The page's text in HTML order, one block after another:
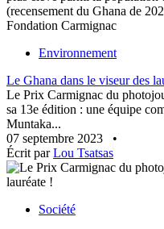
(recensement du Ghana de
Fondation Carmignac
Environnement
Le Ghana dans le viseur des
Le Prix Carmignac du
sa 13e édition : une équipe
Muntaka...
07 septembre 2023
•
Écrit parLou Tsatsas
Société